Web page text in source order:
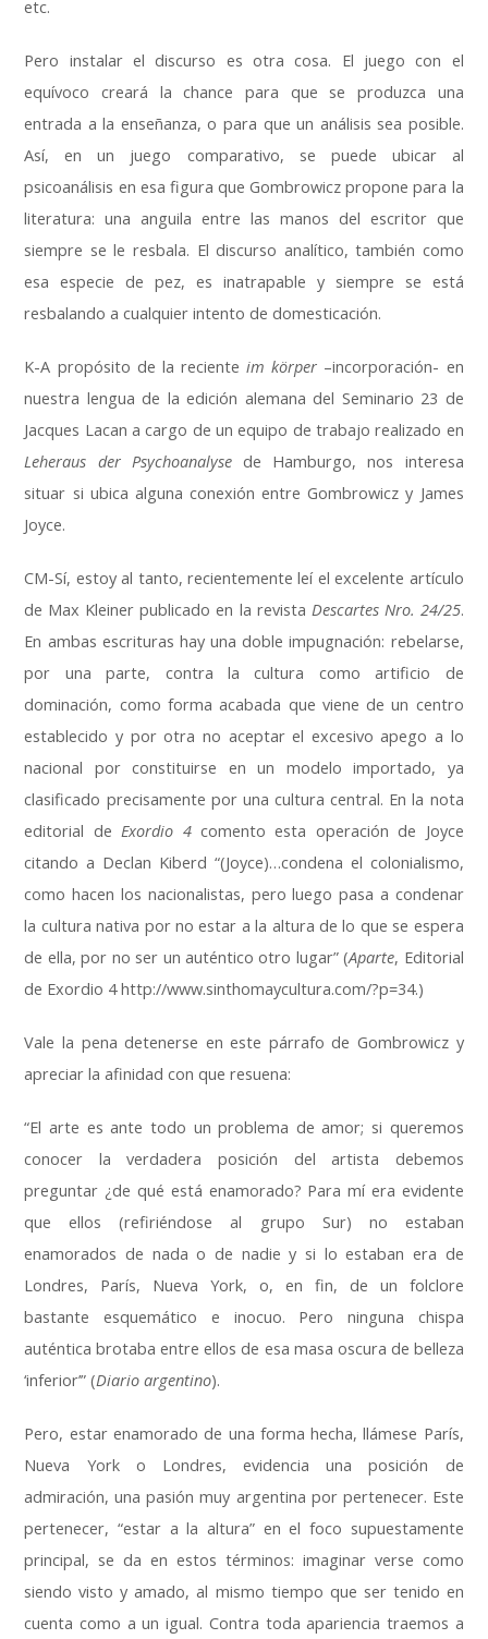
etc.
Pero instalar el discurso es otra cosa. El juego con el
equívoco creará la chance para que se produzca una
entrada a la enseñanza, o para que un análisis sea posible.
Así, en un juego comparativo, se puede ubicar al
psicoanálisis en esa figura que Gombrowicz propone para la
literatura: una anguila entre las manos del escritor que
siempre se le resbala. El discurso analítico, también como
esa especie de pez, es inatrapable y siempre se está
resbalando a cualquier intento de domesticación.
K-A propósito de la recienteim körper –incorporación- en
nuestra lengua de la edición alemana del Seminario 23 de
Jacques Lacan a cargo de un equipo de trabajo realizado en
Leheraus der Psychoanalyse de Hamburgo, nos interesa
situar si ubica alguna conexión entre Gombrowicz y James
Joyce.
CM-Sí, estoy al tanto, recientemente leí el excelente artículo
de Max Kleiner publicado en la revista Descartes Nro. 24/25.
En ambas escrituras hay una doble impugnación: rebelarse,
por una parte, contra la cultura como artificio de
dominación, como forma acabada que viene de un centro
establecido y por otra no aceptar el excesivo apego a lo
nacional por constituirse en un modelo importado, ya
clasificado precisamente por una cultura central. En la nota
editorial deExordio 4comento esta operación de Joyce
citando a Declan Kiberd “(Joyce)…condena el colonialismo,
como hacen los nacionalistas, pero luego pasa a condenar
la cultura nativa por no estar a la altura de lo que se espera
de ella, por no ser un auténtico otro lugar” (Aparte, Editorial
de Exordio 4 http://www.sinthomaycultura.com/?p=34.)
Vale la pena detenerse en este párrafo de Gombrowicz y
apreciar la afinidad con que resuena:
“El arte es ante todo un problema de amor; si queremos
conocer la verdadera posición del artista debemos
preguntar ¿de qué está enamorado? Para mí era evidente
que ellos (refiriéndose al grupo Sur) no estaban
enamorados de nada o de nadie y si lo estaban era de
Londres, París, Nueva York, o, en fin, de un folclore
bastante esquemático e inocuo. Pero ninguna chispa
auténtica brotaba entre ellos de esa masa oscura de belleza
‘inferior’” (Diario argentino).
Pero, estar enamorado de una forma hecha, llámese París,
Nueva York o Londres, evidencia una posición de
admiración, una pasión muy argentina por pertenecer. Este
pertenecer, “estar a la altura” en el foco supuestamente
principal, se da en estos términos: imaginar verse como
siendo visto y amado, al mismo tiempo que ser tenido en
cuenta como a un igual. Contra toda apariencia traemos a